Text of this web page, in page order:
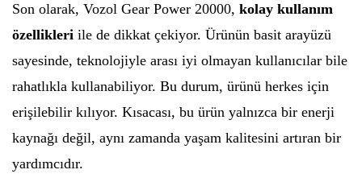
Son olarak, Vozol Gear Power 20000, kolay kullanım
özellikleri ile de dikkat çekiyor. Ürünün basit arayüzü
sayesinde, teknolojiyle arası iyi olmayan kullanıcılar bile
rahatlıkla kullanabiliyor. Bu durum, ürünü herkes için
erişilebilir kılıyor. Kısacası, bu ürün yalnızca bir enerji
kaynağı değil, aynı zamanda yaşam kalitesini artıran bir
yardımcıdır.